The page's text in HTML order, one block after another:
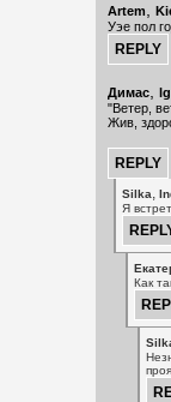
Artem,
Уэе пол
Димас,
"Ветер,
Жив,
Silka,
Я
Как